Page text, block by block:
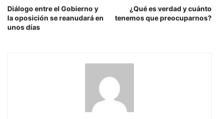
Diálogo entre el Gobierno y
la oposición se reanudará en
unos días
¿Qué es verdad y cuánto
tenemos que preocuparnos?